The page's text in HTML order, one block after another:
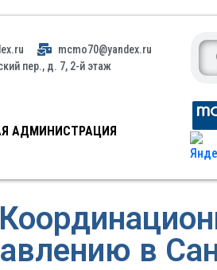
mcmo70@yandex.ru
пер., д. 7, 2-й этаж
АДМИНИСТРАЦИЯ
в